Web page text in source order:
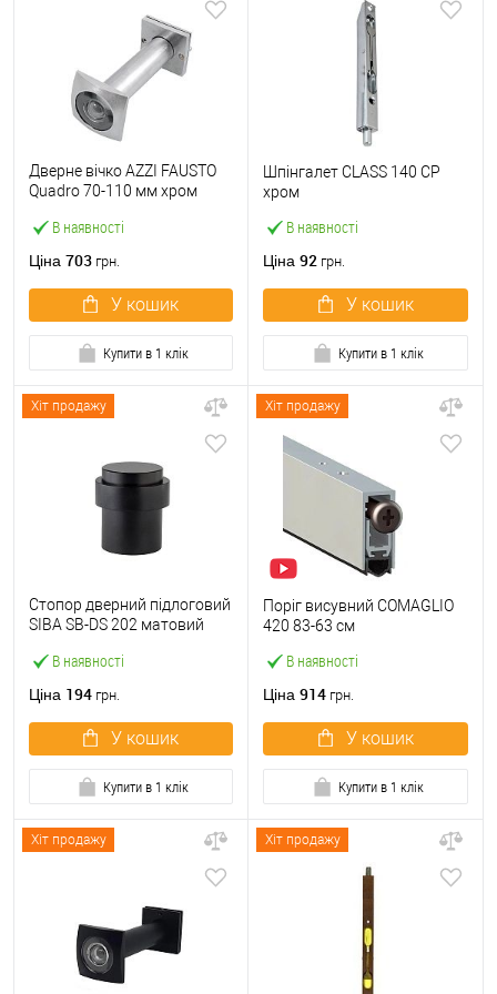
В наявності
Дверне вічко AZZI FAUSTO
Quadro 70-110 мм хром
Ціна 703 грн.
У кошик
Купити в 1 клік
В наявності
Шпінгалет CLASS 140 CP
хром
Ціна 92 грн.
У кошик
Купити в 1 клік
Хіт продажу
В наявності
Стопор дверний підлоговий
SIBA SB-DS 202 матовий
Ціна 194 грн.
У кошик
Купити в 1 клік
Хіт продажу
В наявності
Поріг висувний COMAGLIO
420 83-63 см
Ціна 914 грн.
У кошик
Купити в 1 клік
Хіт продажу Хіт продажу